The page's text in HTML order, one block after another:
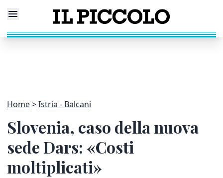
Home Istria - Balcani
Slovenia, caso della nuova
sede Dars: «Costi
moltiplicati»